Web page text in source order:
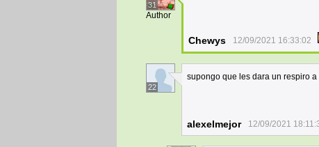
31
Author
Chewys 12/09/2021 16:33:02
22
supongo que les dara un respiro
alexelmejor 12/09/2021